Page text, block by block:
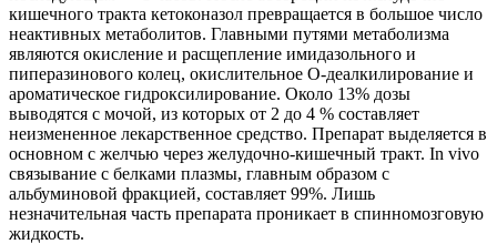
кишечного тракта кетоконазол превращается в большое число
неактивных метаболитов. Главными путями метаболизма
являются окисление и расщепление имидазольного и
пиперазинового колец, окислительное O-деалкилирование и
ароматическое гидроксилирование. Около 13% дозы
выводятся с мочой, из которых от 2 до 4 % составляет
неизмененное лекарственное средство. Препарат выделяется в
основном с желчью через желудочно-кишечный тракт. In vivo
связывание с белками плазмы, главным образом с
альбуминовой фракцией, составляет 99%. Лишь
незначительная часть препарата проникает в спинномозговую
жидкость.